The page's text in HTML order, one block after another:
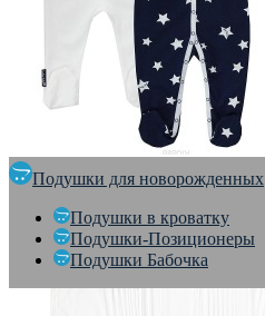
Подушки для новорожденных
Подушки в кроватку
Подушки-Позиционеры
Подушки Бабочка